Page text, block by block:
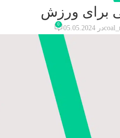
برای ورزش
در 05.05.2024 0